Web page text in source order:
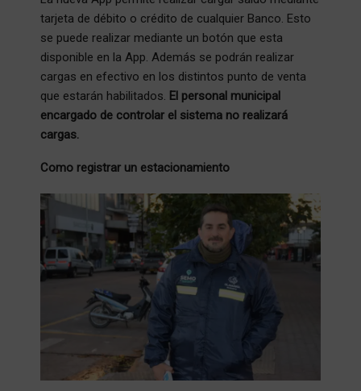
tarjeta de débito o crédito de cualquier Banco. Esto
se puede realizar mediante un botón que esta
disponible en la App. Además se podrán realizar
cargas en efectivo en los distintos punto de venta
que estarán habilitados. El personal municipal
encargado de controlar el sistema no realizará
cargas.
Como registrar un estacionamiento